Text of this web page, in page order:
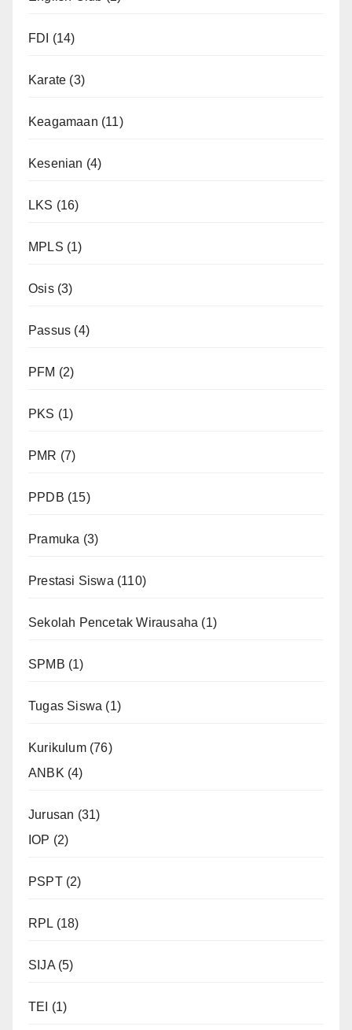
FDI (14)
Karate (3)
Keagamaan (11)
Kesenian (4)
LKS (16)
MPLS (1)
Osis(3)
Passus (4)
PFM (2)
PKS (1)
PMR (7)
PPDB (15)
Pramuka (3)
Prestasi Siswa (110)
Sekolah Pencetak Wirausaha (1)
SPMB (1)
Tugas Siswa (1)
Kurikulum(76)
ANBK (4)
Jurusan (31)
IOP (2)
PSPT(2)
RPL (18)
SIJA(5)
TEI (1)